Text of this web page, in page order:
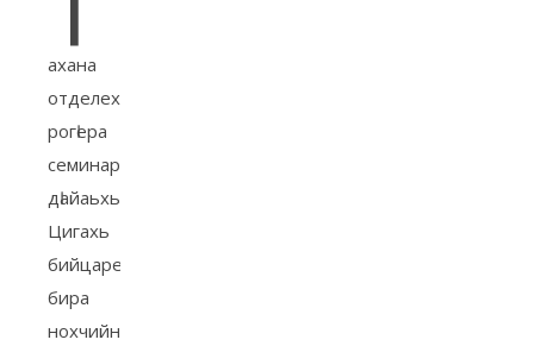
ахана
отделехь
рогӀера
семинар
дӀайаьхьира.
Цигахь
бийцаре
бира
нохчийн